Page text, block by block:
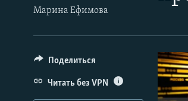
главной
IDEL.РЕАЛИИ
КАВКАЗ.РЕАЛИИ
СЕВЕР.РЕАЛИИ
СИБИРЬ.РЕАЛИИ
Марина Ефимова
Поделиться
Читать без VPN